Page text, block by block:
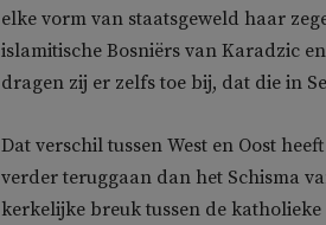
elke vorm van staatsgeweld haar
islamitische Bosniërs van Karadzic
dragen zij er zelfs toe bij, dat die in
Dat verschil tussen West en Oost
verder teruggaan dan het Schisma
kerkelijke breuk tussen de